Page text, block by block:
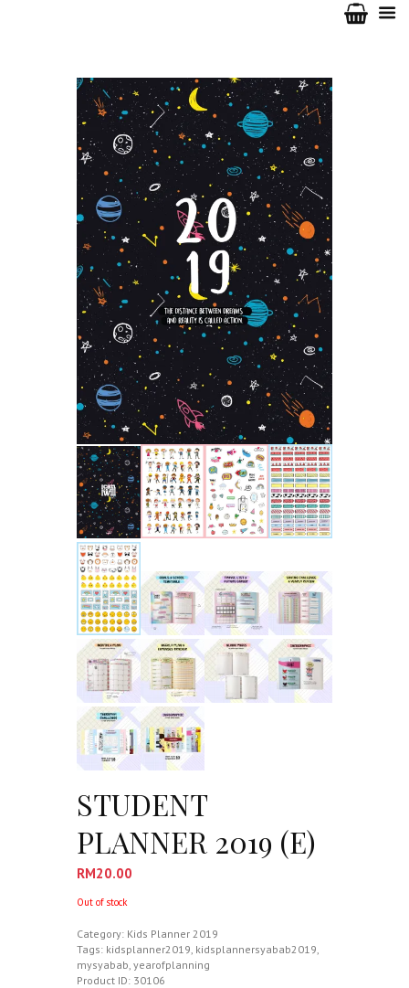
STUDENT
PLANNER 2019 (E)
RM20.00
Out of stock
Category: Kids Planner 2019
Tags: kidsplanner2019 kidsplannersyabab2019
mysyabab yearofplanning
Product ID: 30106